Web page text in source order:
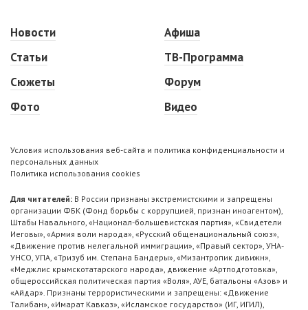
Новости
Статьи
Сюжеты
Фото
Афиша
ТВ-Программа
Форум
Видео
Условия использования веб-сайта и политика конфиденциальности и
персональных данных
Политика использования cookies
Для читателей: В России признаны экстремистскими и запрещены
организации ФБК (Фонд борьбы с коррупцией, признан иноагентом),
Штабы Навального, «Национал-большевистская партия», «Свидетели
Иеговы», «Армия воли народа», «Русский общенациональный союз»,
«Движение против нелегальной иммиграции», «Правый сектор», УНА-
УНСО, УПА, «Тризуб им. Степана Бандеры», «Мизантропик дивижн»,
«Меджлис крымскотатарского народа», движение «Артподготовка»,
общероссийская политическая партия «Воля», АУЕ, батальоны «Азов» и
«Айдар». Признаны террористическими и запрещены: «Движение
Талибан», «Имарат Кавказ», «Исламское государство» (ИГ, ИГИЛ),